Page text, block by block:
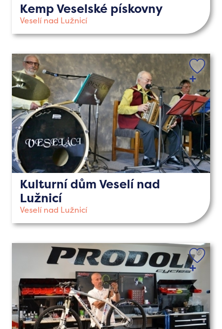
Kemp Veselské pískovny
Veselí nad Lužnicí
Kulturní dům Veselí nad
Lužnicí
Veselí nad Lužnicí